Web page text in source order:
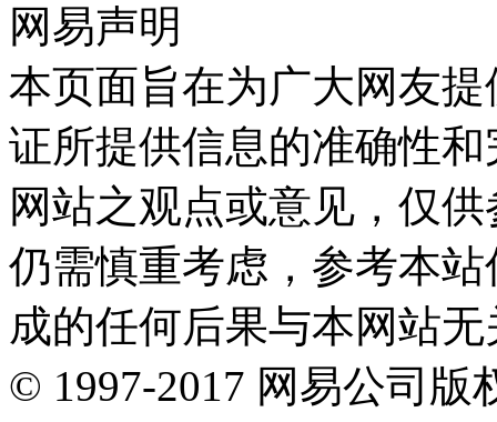
网易声明
本页面旨在为广大网友
证所提供信息的准确性
网站之观点或意见，仅
仍需慎重考虑，参考本
成的任何后果与本网站
© 1997-2017 网易公司版